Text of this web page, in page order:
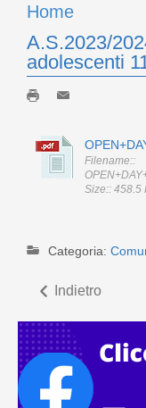
Home
A.S.2023/
adolescenti
Filename::
Size:: 458.5
Categoria:
Indietro